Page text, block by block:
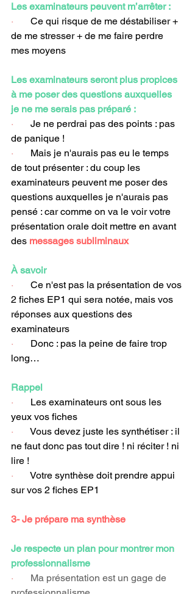
Les examinateurs peuvent m’arrêter :
· Ce qui risque de me déstabiliser +
de me stresser + de me faire perdre
mes moyens
Les examinateurs seront plus propices
à me poser des questions auxquelles
je ne me serais pas préparé :
· Je ne perdrai pas des points : pas
de panique !
· Mais je n'aurais pas eu le temps
de tout présenter : du coup les
examinateurs peuvent me poser des
questions auxquelles je n'aurais pas
pensé : car comme on va le voir votre
présentation orale doit mettre en avant
des messages subliminaux
À savoir
· Ce n'est pas la présentation de vos
2 fiches EP1 qui sera notée, mais vos
réponses aux questions des
examinateurs
· Donc : pas la peine de faire trop
long…
Rappel
· Les examinateurs ont sous les
yeux vos fiches
· Vous devez juste les synthétiser : il
ne faut donc pas tout dire ! ni réciter ! ni
lire !
· Votre synthèse doit prendre appui
sur vos 2 fiches EP1
3- Je prépare ma synthèse
Je respecte un plan pour montrer mon
professionnalisme
· Ma présentation est un gage de